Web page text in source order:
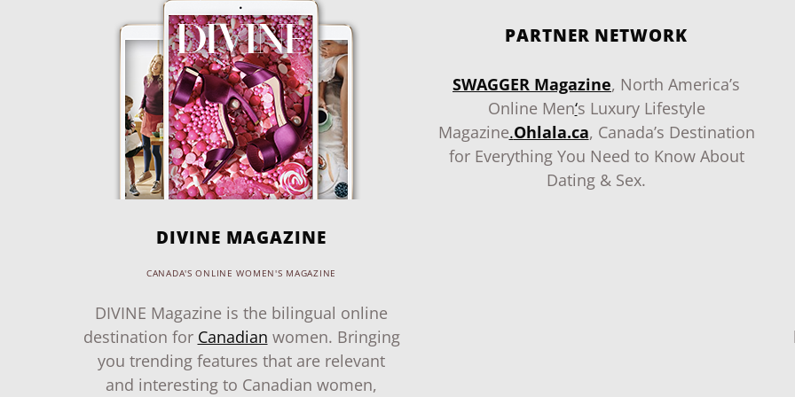
DIVINE MAGAZINE
CANADA'S ONLINE WOMEN'S MAGAZINE
DIVINE Magazine is the bilingual online
destination for Canadian women. Bringing
you trending features that are relevant
and interesting to Canadian women,
PARTNER NETWORK
SWAGGER Magazine, North America’s
Online Men‘s Luxury Lifestyle
Magazine.Ohlala.ca, Canada’s Destination
for Everything You Need to Know About
Dating & Sex.